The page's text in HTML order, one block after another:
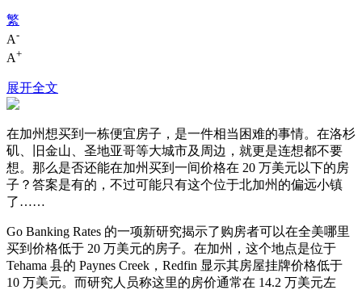
繁
A-
A+
展开全文
在加州想买到一栋便宜房子，是一件相当困难的事情。在洛杉
矶、旧金山、圣地亚哥等大城市及周边，就更是连想都不要
想。那么是否还能在加州买到一间价格在 20 万美元以下的房
子？答案是有的，不过可能只有这个位于北加州的偏远小镇
了……
Go Banking Rates 的一项新研究揭示了购房者可以在全美哪里
买到价格低于 20 万美元的房子。在加州，这个地点是位于
Tehama 县的 Paynes Creek，Redfin 显示其房屋挂牌价格低于
10 万美元。而研究人员称这里的房价通常在 14.2 万美元左